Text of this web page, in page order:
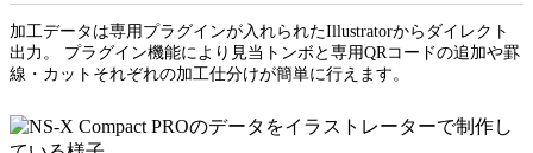
加工データは専用プラグインが入れられたIllustratorからダイレクト
出力。 プラグイン機能により見当トンボと専用QRコードの追加や罫
線・カットそれぞれの加工仕分けが簡単に行えます。